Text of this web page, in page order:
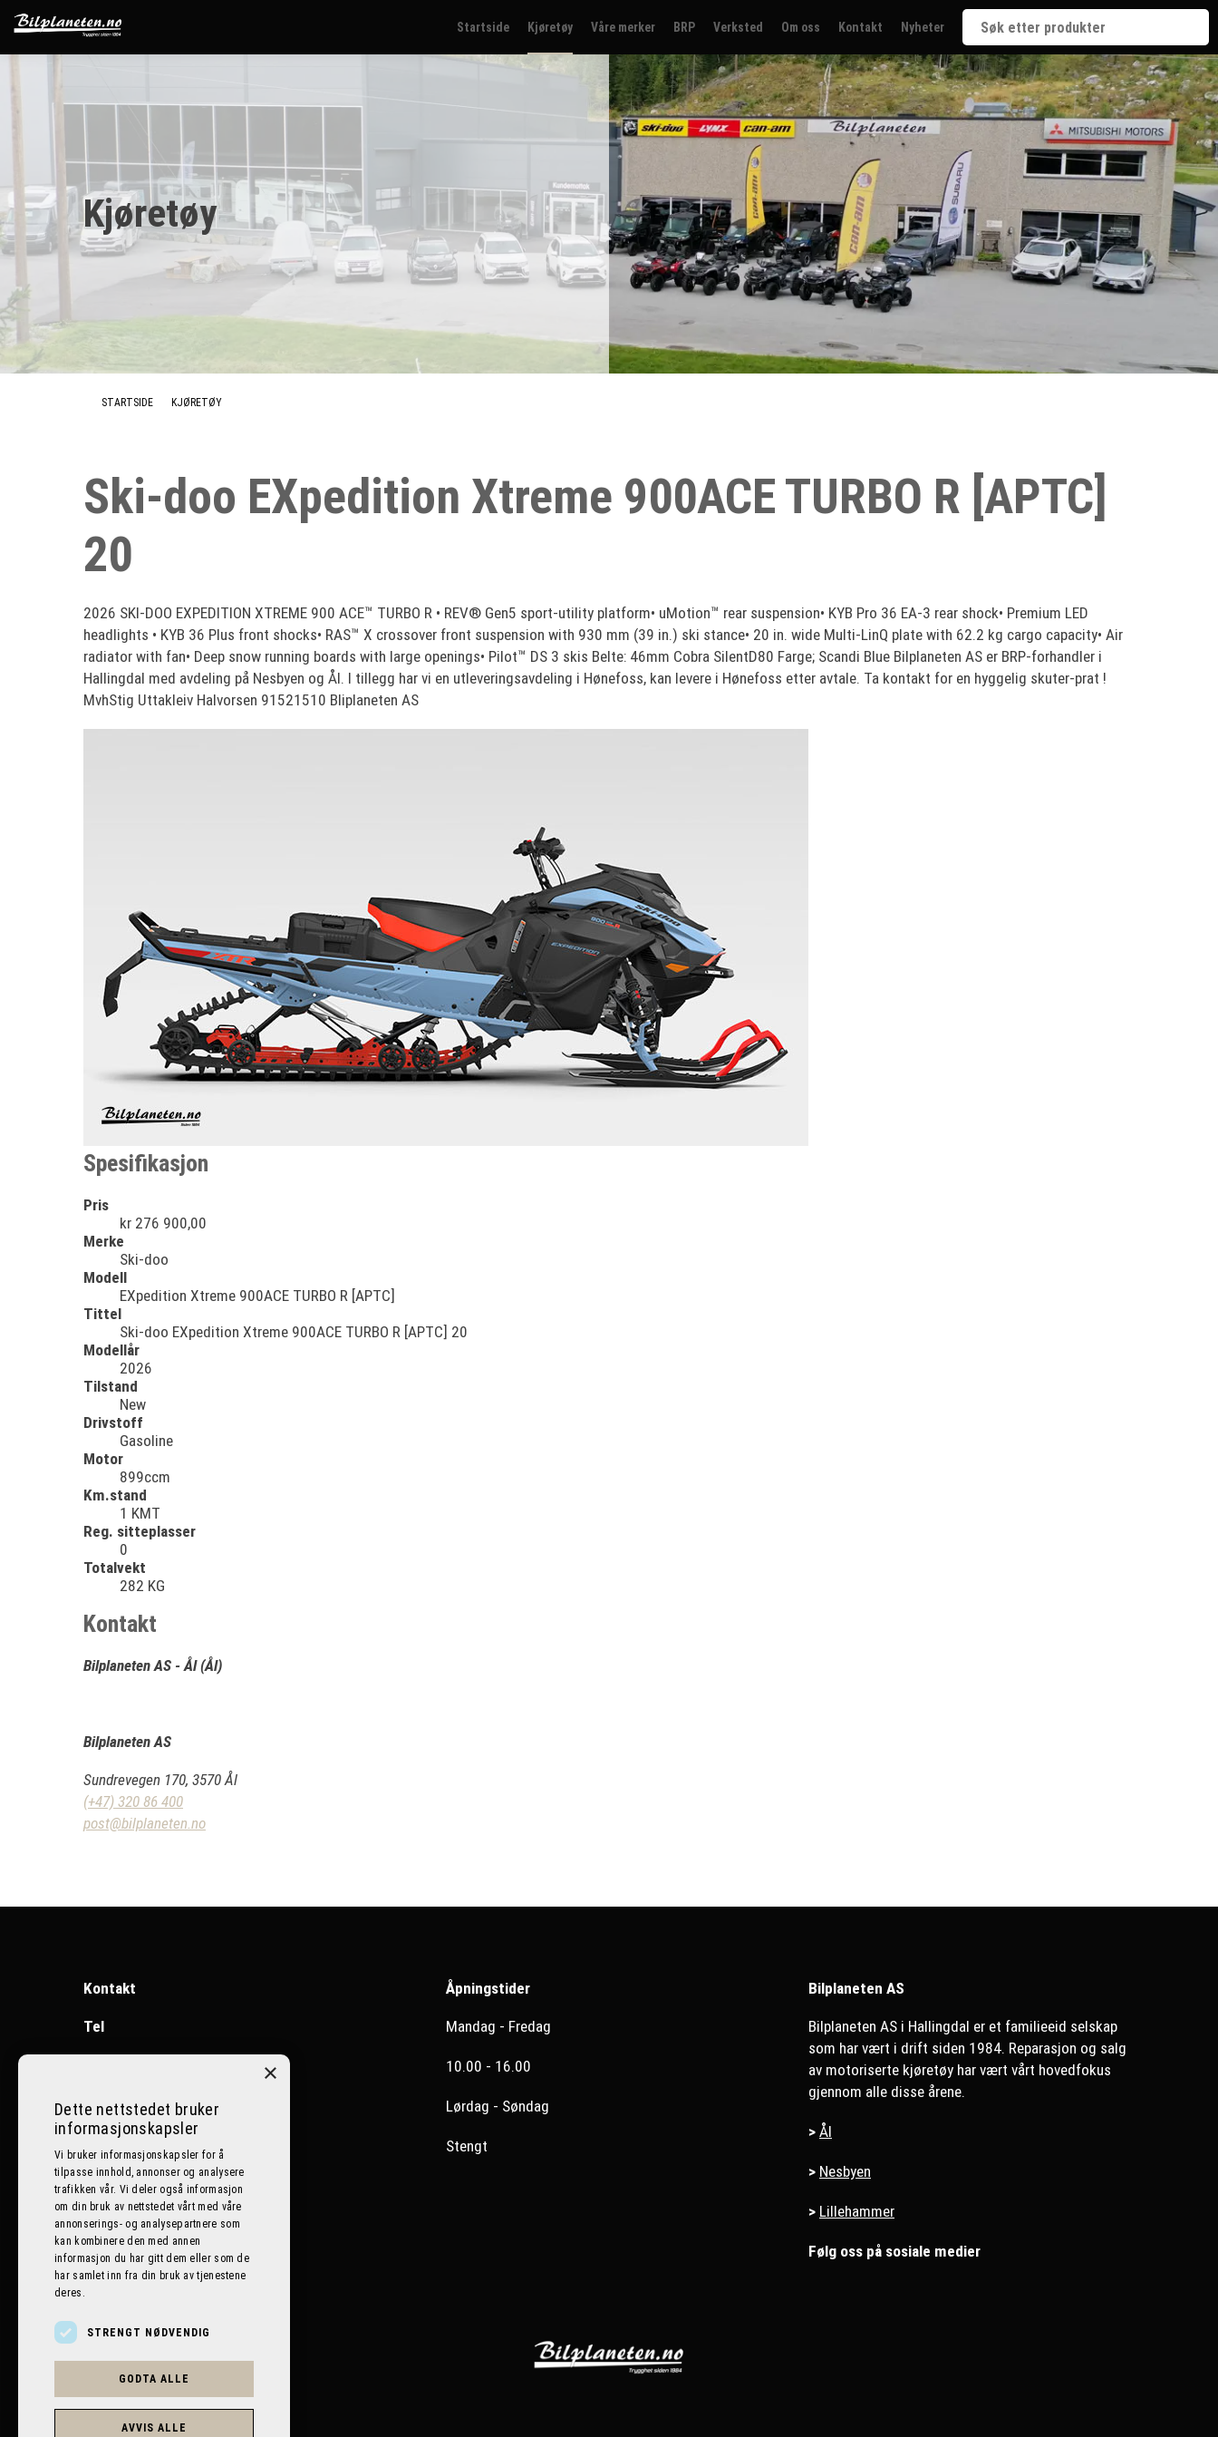
Startside Kjøretøy Våre merker BRP Verksted Om oss Kontakt Nyheter
Kjøretøy
STARTSIDE KJØRETØY
Ski-doo EXpedition Xtreme 900ACE TURBO R [APTC]
20
2026 SKI-DOO EXPEDITION XTREME 900 ACE™ TURBO R • REV® Gen5 sport-utility platform• uMotion™ rear suspension• KYB Pro 36 EA-3 rear shock• Premium LED
headlights • KYB 36 Plus front shocks• RAS™ X crossover front suspension with 930 mm (39 in.) ski stance• 20 in. wide Multi-LinQ plate with 62.2 kg cargo capacity• Air
radiator with fan• Deep snow running boards with large openings• Pilot™ DS 3 skis Belte: 46mm Cobra SilentD80 Farge; Scandi Blue Bilplaneten AS er BRP-forhandler i
Hallingdal med avdeling på Nesbyen og Ål. I tillegg har vi en utleveringsavdeling i Hønefoss, kan levere i Hønefoss etter avtale. Ta kontakt for en hyggelig skuter-prat !
MvhStig Uttakleiv Halvorsen 91521510 Bliplaneten AS
Spesifikasjon
Pris
kr 276 900,00
Merke
Ski-doo
Modell
EXpedition Xtreme 900ACE TURBO R [APTC]
Tittel
Ski-doo EXpedition Xtreme 900ACE TURBO R [APTC] 20
Modellår
2026
Tilstand
New
Drivstoff
Gasoline
Motor
899ccm
Km.stand
1 KMT
Reg. sitteplasser
0
Totalvekt
282 KG
Kontakt
Bilplaneten AS - Ål (Ål)
Bilplaneten AS
Sundrevegen 170, 3570 Ål
(+47) 320 86 400
post@bilplaneten.no
Kontakt
Tel
Nesbyen:32072500
Lillehammer: 612 59 059
E-post
post@bilplaneten.no
Åpningstider
Mandag - Fredag
10.00 - 16.00
Lørdag - Søndag
Stengt
Bilplaneten AS
Bilplaneten AS i Hallingdal er et familieeid selskap
som har vært i drift siden 1984. Reparasjon og salg
av motoriserte kjøretøy har vært vårt hovedfokus
gjennom alle disse årene.
> Ål
> Nesbyen
> Lillehammer
Følg oss på sosiale medier
×
Dette nettstedet bruker
informasjonskapsler
Vi bruker informasjonskapsler for å
tilpasse innhold, annonser og analysere
trafikken vår. Vi deler også informasjon
om din bruk av nettstedet vårt med våre
annonserings- og analysepartnere som
kan kombinere den med annen
informasjon du har gitt dem eller som de
har samlet inn fra din bruk av tjenestene
deres.
STRENGT NØDVENDIG
GODTA ALLE
AVVIS ALLE